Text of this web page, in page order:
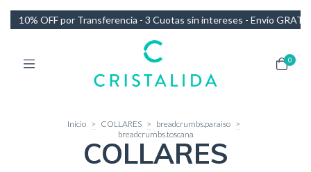
sin intereses - Envío GRATIS en compras de más de $140.000
0
Inicio > COLLARES > breadcrumbs.paraiso >
breadcrumbs.toscana
COLLARES